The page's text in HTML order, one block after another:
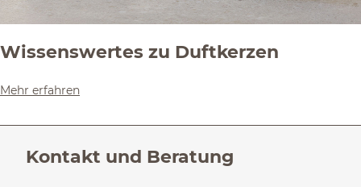
Wissenswertes zu Duftkerzen
Mehr erfahren
Kontakt und Beratung